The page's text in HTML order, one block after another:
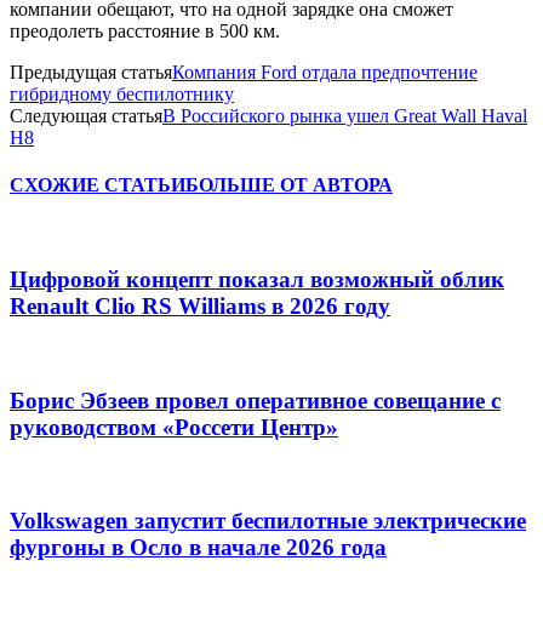
компании обещают, что на одной зарядке она сможет
преодолеть расстояние в 500 км.
Предыдущая статьяКомпания Ford отдала предпочтение
гибридному беспилотнику
Следующая статьяВ Российского рынка ушел Great Wall Haval
H8
СХОЖИЕ СТАТЬИБОЛЬШЕ ОТ АВТОРА
Цифровой концепт показал возможный облик
Renault Clio RS Williams в 2026 году
Борис Эбзеев провел оперативное совещание с
руководством «Россети Центр»
Volkswagen запустит беспилотные электрические
фургоны в Осло в начале 2026 года